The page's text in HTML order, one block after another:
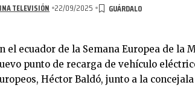
TELEVISIÓN 22/09/2025
el ecuador de la Semana Europea de
punto de recarga de vehículo
Héctor Baldó, junto a la